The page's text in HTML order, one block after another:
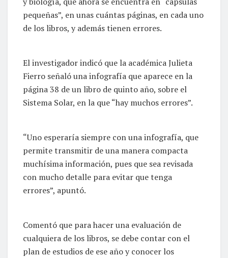
pequeñas”, en unas cuántas páginas, en cada uno
de los libros, y además tienen errores.
El investigador indicó que la académica Julieta
Fierro señaló una infografía que aparece en la
página 38 de un libro de quinto año, sobre el
Sistema Solar, en la que “hay muchos errores”.
“Uno esperaría siempre con una infografía, que
permite transmitir de una manera compacta
muchísima información, pues que sea revisada
con mucho detalle para evitar que tenga
errores”, apuntó.
Comentó que para hacer una evaluación de
cualquiera de los libros, se debe contar con el
plan de estudios de ese año y conocer los